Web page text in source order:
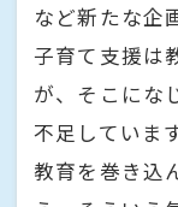
など新たな企
子育て支援は
が、そこにな
不足していま
教育を巻き込